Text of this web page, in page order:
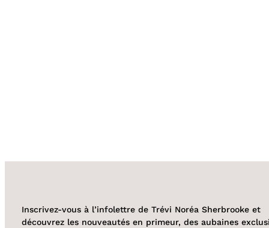
Inscrivez-vous à l’infolettre de Trévi Noréa Sherbrooke et
découvrez les nouveautés en primeur, des aubaines